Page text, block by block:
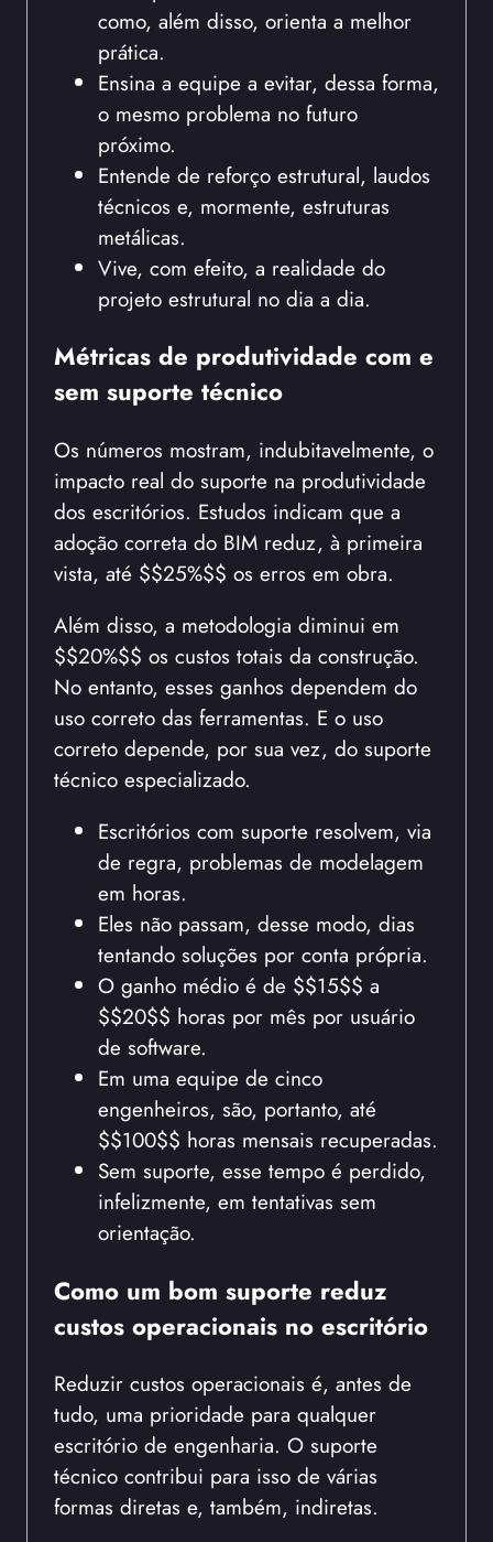
como, além disso, orienta a melhor
prática.
Ensina a equipe a evitar, dessa forma,
o mesmo problema no futuro
próximo.
Entende de reforço estrutural, laudos
técnicos e, mormente, estruturas
metálicas.
Vive, com efeito, a realidade do
projeto estrutural no dia a dia.
Métricas de produtividade com e
sem suporte técnico
Os números mostram, indubitavelmente, o
impacto real do suporte na produtividade
dos escritórios. Estudos indicam que a
adoção correta do BIM reduz, à primeira
vista, até $$25%$$ os erros em obra.
Além disso, a metodologia diminui em
$$20%$$ os custos totais da construção.
No entanto, esses ganhos dependem do
uso correto das ferramentas. E o uso
correto depende, por sua vez, do suporte
técnico especializado.
Escritórios com suporte resolvem, via
de regra, problemas de modelagem
em horas.
Eles não passam, desse modo, dias
tentando soluções por conta própria.
O ganho médio é de $$15$$ a
$$20$$ horas por mês por usuário
de software.
Em uma equipe de cinco
engenheiros, são, portanto, até
$$100$$ horas mensais recuperadas.
Sem suporte, esse tempo é perdido,
infelizmente, em tentativas sem
orientação.
Como um bom suporte reduz
custos operacionais no escritório
Reduzir custos operacionais é, antes de
tudo, uma prioridade para qualquer
escritório de engenharia. O suporte
técnico contribui para isso de várias
formas diretas e, também, indiretas.